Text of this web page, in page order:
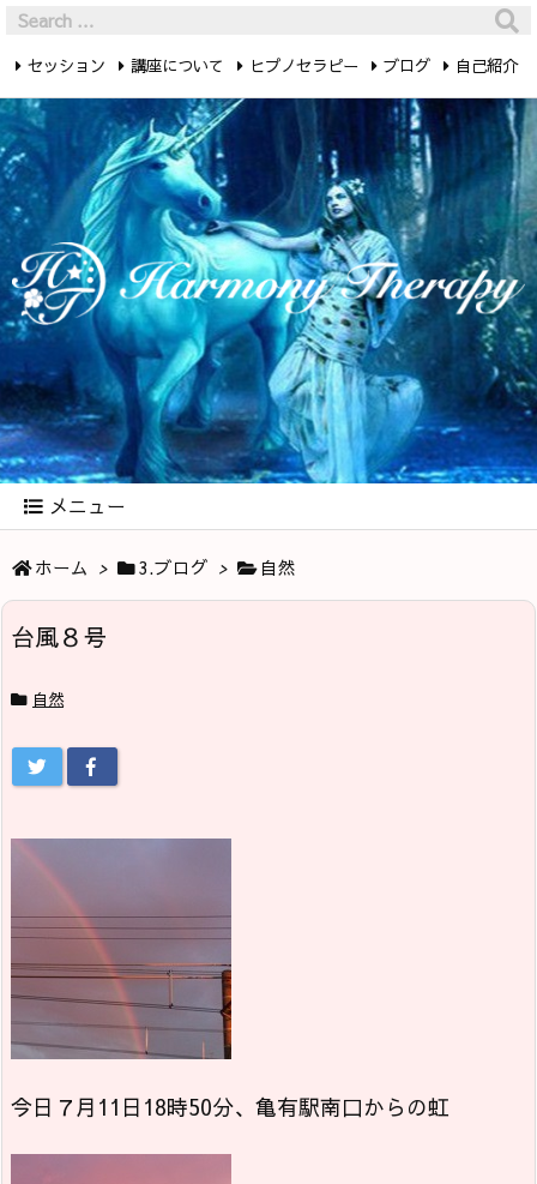
メニュー
セッション 講座について ヒプノセラピー ブログ 自己紹介
最新記事 お問い合わせ
ホーム > 3.ブログ > 自然
台風８号
自然
今日７月11日18時50分、亀有駅南口からの虹